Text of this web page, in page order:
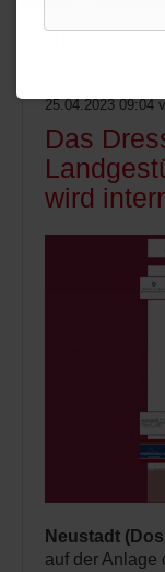
25.04.2023 09:04
Das
wird
Neustadt
auf der Anlage